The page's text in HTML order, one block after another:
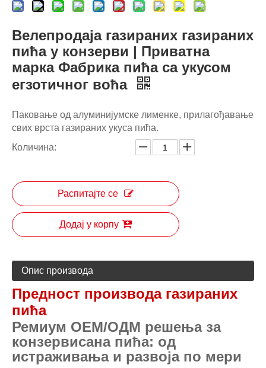
Велепродаја газираних газираних
пића у конзерви | Приватна
марка Фабрика пића са укусом
егзотичног воћа
Паковање од алуминијумске лименке, прилагођавање
свих врста газираних укуса пића.
Количина:
Распитајте се
Додај у корпу
Опис производа
Предност производа газираних
пића
Ремиум ОЕМ/ОДМ решења за
конзервисана пића: од
истраживања и развоја по мери